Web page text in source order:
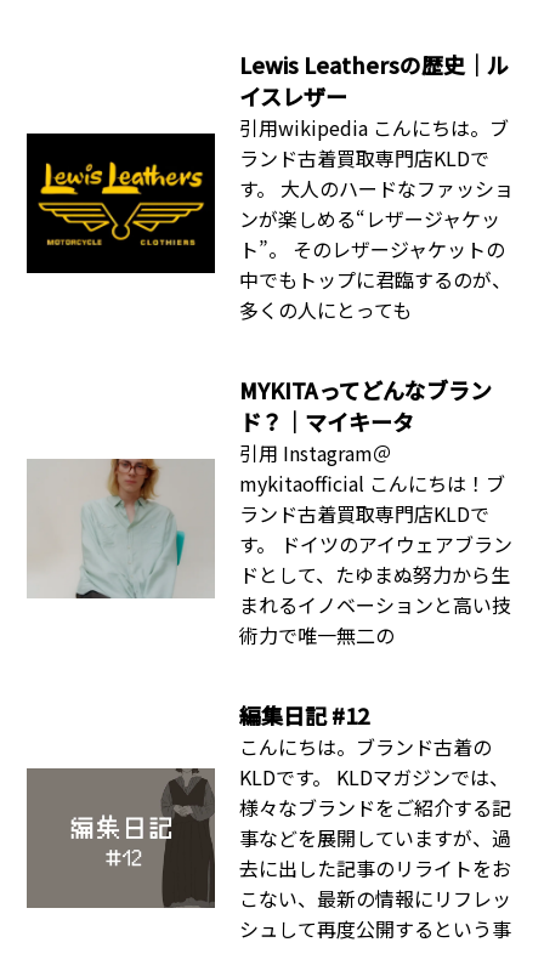
Lewis Leathersの歴史｜ル
イスレザー
引用wikipedia こんにちは。ブ
ランド古着買取専門店KLDで
す。 大人のハードなファッショ
ンが楽しめる“レザージャケッ
ト”。 そのレザージャケットの
中でもトップに君臨するのが、
多くの人にとっても
MYKITAってどんなブラン
ド？｜マイキータ
引用 Instagram＠
mykitaofficial こんにちは！ブ
ランド古着買取専門店KLDで
す。 ドイツのアイウェアブラン
ドとして、たゆまぬ努力から生
まれるイノベーションと高い技
術力で唯一無二の
編集日記 #12
こんにちは。ブランド古着の
KLDです。 KLDマガジンでは、
様々なブランドをご紹介する記
事などを展開していますが、過
去に出した記事のリライトをお
こない、最新の情報にリフレッ
シュして再度公開するという事